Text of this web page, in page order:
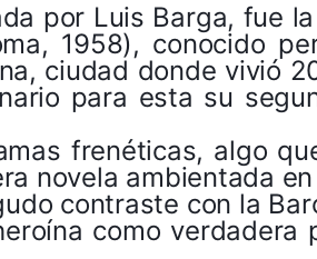
por Luis Barga, fue
1958), conocido
ciudad donde vivió
para esta su
frenéticas, algo
novela ambientada
contraste con la
como verdadera